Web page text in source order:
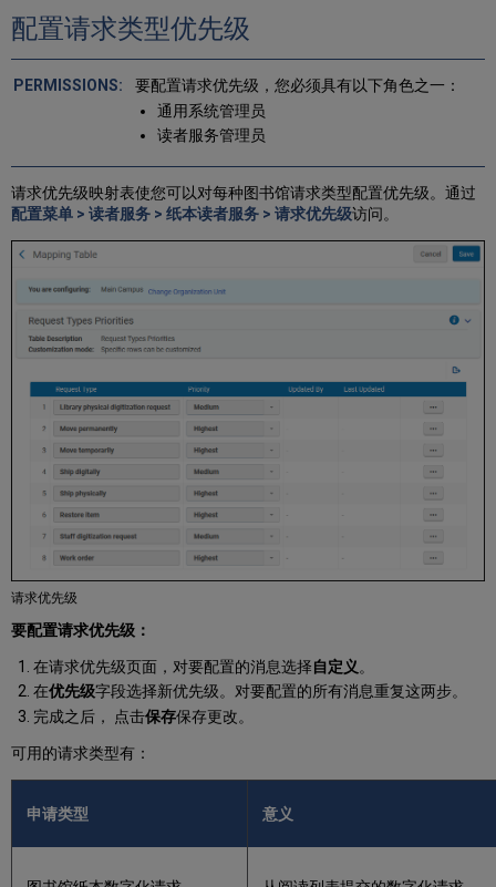
配置请求类型优先级
要配置请求优先级，您必须具有以下角色之一：
通用系统管理员
读者服务管理员
请求优先级映射表使您可以对每种图书馆请求类型配置优先级。通过
配置菜单 > 读者服务 > 纸本读者服务 > 请求优先级访问。
请求优先级
要配置请求优先级：
在请求优先级页面，对要配置的消息选择自定义 。
在优先级字段选择新优先级。对要配置的所有消息重复这两步。
完成之后， 点击保存保存更改。
可用的请求类型有：
申请类型 意义